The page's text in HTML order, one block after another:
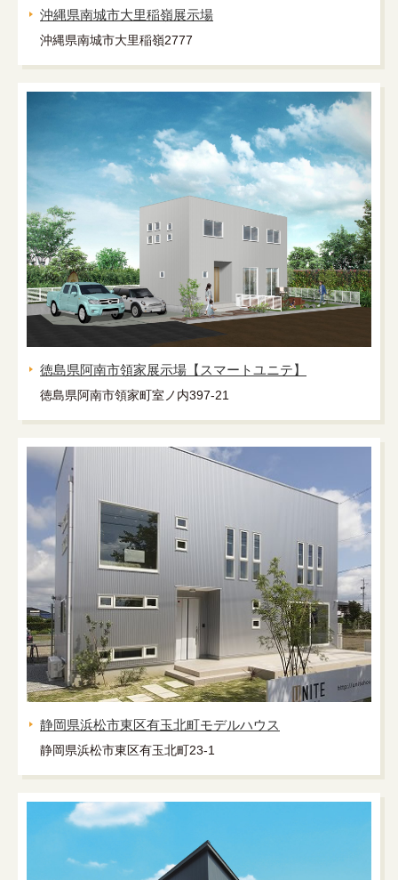
沖縄県南城市大里稲嶺展示場
沖縄県南城市大里稲嶺2777
徳島県阿南市領家展示場【スマートユニテ】
徳島県阿南市領家町室ノ内397-21
静岡県浜松市東区有玉北町モデルハウス
静岡県浜松市東区有玉北町23-1